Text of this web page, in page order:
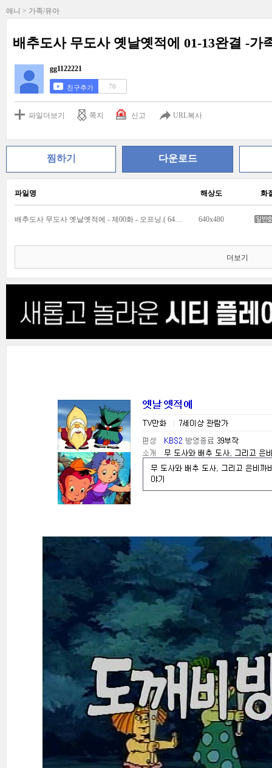
애니 > 가족/유아
배추도사 무도사 옛날옛적에 01-13완결 -가
gg1122221
친구추가 70
파일더보기 쪽지 신고 URL복사
찜하기 다운로드
파일명 해상도 화
배추도사 무도사 옛날옛적에 - 제00화 - 오프닝.( 640x480 ).avi 640x480
더보기